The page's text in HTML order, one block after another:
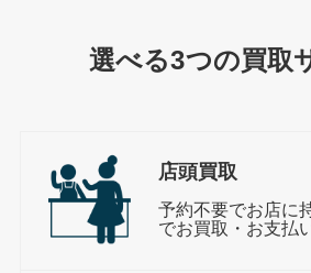
選べる3つの買取
店頭買取
予約不要でお店に
でお買取・お支払